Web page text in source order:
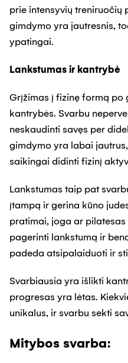
prie intensyvių treniruočių
gimdymo yra jautresnis,
ypatingai.
Lankstumas ir kantrybė
Grįžimas į fizinę formą
kantrybės. Svarbu
neskaudinti savęs per
gimdymo yra labai
saikingai didinti fizinį
Lankstumas taip pat
įtampą ir gerina kūno
pratimai, joga ar
pagerinti lankstumą ir
padeda atsipalaiduoti ir
Svarbiausia yra išlikti
progresas yra lėtas.
unikalus, ir svarbu sekti
Mitybos svarba: